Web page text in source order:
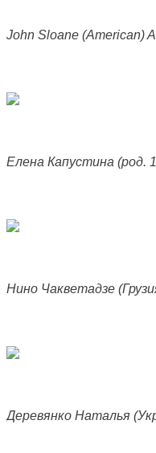
John Sloane (American)
Елена Капустина (род.
Нино Чакветадзе
Деревянко Наталья